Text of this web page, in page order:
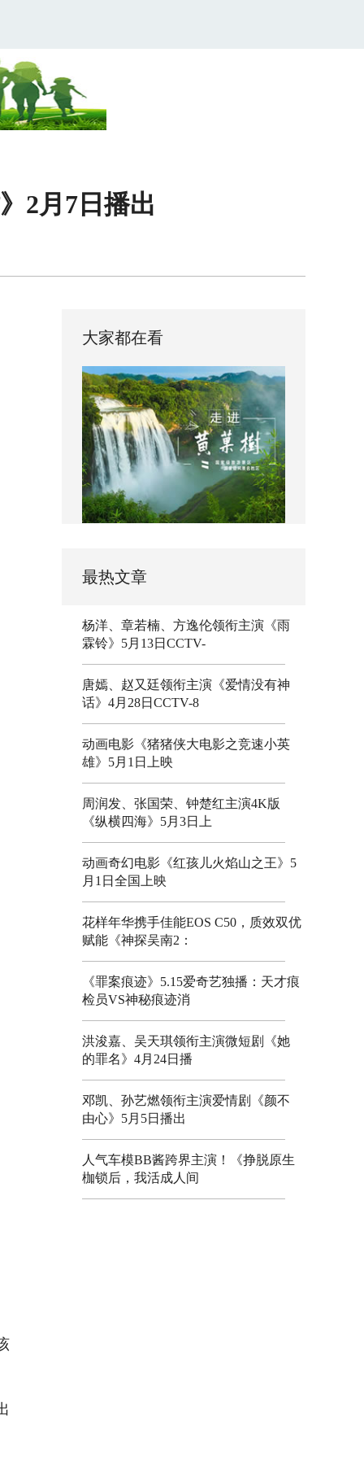
2月7日播出
大家都在看
最热文章
杨洋、章若楠、方逸伦领衔主演《雨
霖铃》5月13日CCTV-
唐嫣、赵又廷领衔主演《爱情没有神
话》4月28日CCTV-8
动画电影《猪猪侠大电影之竞速小英
雄》5月1日上映
周润发、张国荣、钟楚红主演4K版
《纵横四海》5月3日上
动画奇幻电影《红孩儿火焰山之王》5
月1日全国上映
花样年华携手佳能EOS C50，质效双优
赋能《神探吴南2：
《罪案痕迹》5.15爱奇艺独播：天才痕
检员VS神秘痕迹消
洪浚嘉、吴天琪领衔主演微短剧《她
的罪名》4月24日播
邓凯、孙艺燃领衔主演爱情剧《颜不
由心》5月5日播出
人气车模BB酱跨界主演！《挣脱原生
枷锁后，我活成人间